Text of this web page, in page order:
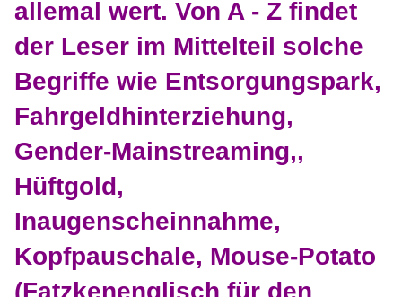
allemal wert. Von A - Z findet
der Leser im Mittelteil solche
Begriffe wie Entsorgungspark,
Fahrgeldhinterziehung,
Gender-Mainstreaming,,
Hüftgold,
Inaugenscheinnahme,
Kopfpauschale, Mouse-Potato